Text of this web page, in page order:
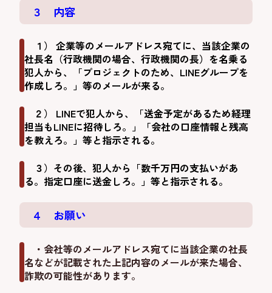
３ 内容
１） 企業等のメールアドレス宛てに、当該企業の
社長名（行政機関の場合、行政機関の長）を名乗る
犯人から、「プロジェクトのため、LINEグループを
作成しろ。」等のメールが来る。
２） LINEで犯人から、「送金予定があるため経理
担当もLINEに招待しろ。」「会社の口座情報と残高
を教えろ。」等と指示される。
３）その後、犯人から「数千万円の支払いがあ
る。指定口座に送金しろ。」等と指示される。
４ お願い
・会社等のメールアドレス宛てに当該企業の社長
名などが記載された上記内容のメールが来た場合、
詐欺の可能性があります。